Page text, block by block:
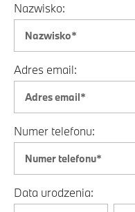
Nazwisko:
Adres email:
Numer telefonu:
Data urodzenia: